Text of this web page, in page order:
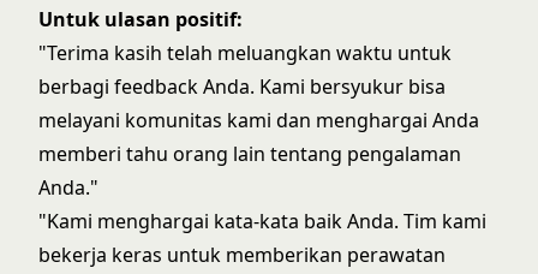
Untuk ulasan positif:
"Terima kasih telah meluangkan waktu untuk
berbagi feedback Anda. Kami bersyukur bisa
melayani komunitas kami dan menghargai Anda
memberi tahu orang lain tentang pengalaman
Anda."
"Kami menghargai kata-kata baik Anda. Tim kami
bekerja keras untuk memberikan perawatan